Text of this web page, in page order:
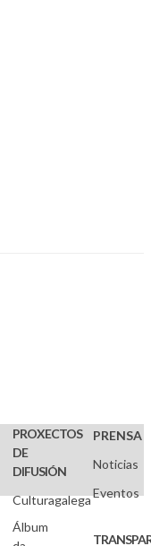
PROXECTOS
DE
DIFUSIÓN
Culturagalega
Álbum
PRENSA
Noticias
Eventos